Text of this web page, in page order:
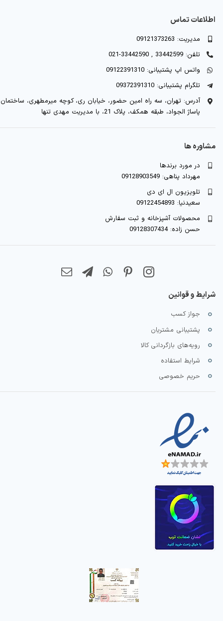
اطلاعات تماس
مدیریت: 09121373263
تلفن: 33442599 , 33442590-021
واتس اپ پشتیبانی: 09122391310
تلگرام پشتیبانی: 09372391310
آدرس: تهران، سه راه امین حضور، خیابان ری، کوچه میرمطهری، ساختمان
پاساژ الجواد، طبقه همکف، پلاک 21، با مدیریت مهدی تنها
مشاوره ها
در مورد برندها
مهرداد پناهی: 09128903549
تلویزیون ال ای دی
سعیدنیا: 09122454893
محصولات آشپزخانه و ثبت سفارش
حسن زاده: 09128307434
شرایط و قوانین
جواز کسب
پشتیبانی مشتریان
رویه‌های بازگردانی کالا
شرایط استفاده
حریم خصوصی